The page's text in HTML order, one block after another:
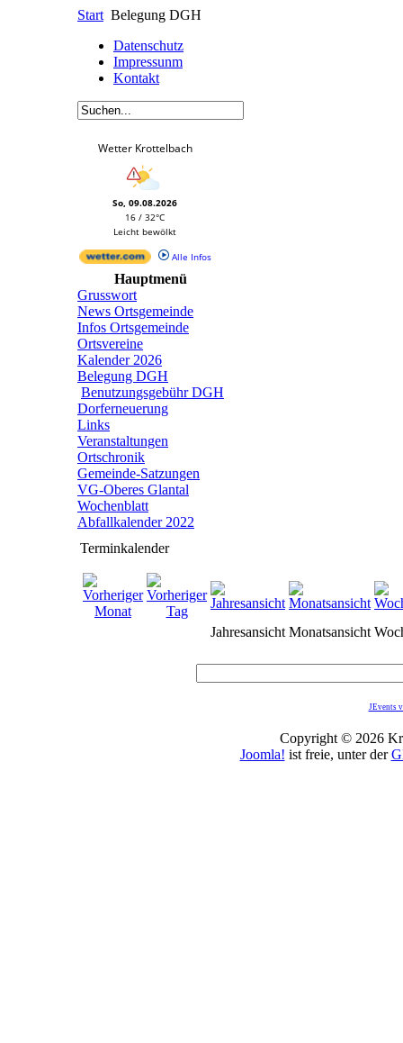
Start Belegung DGH
Datenschutz
Impressunm
Kontakt
Wetter Krottelbach
So, 09.08.2026
16 / 32°C
Leicht bewölkt
Alle Infos
Hauptmenü
Grusswort
News Ortsgemeinde
Infos Ortsgemeinde
Ortsvereine
Kalender 2026
Belegung DGH
Benutzungsgebühr DGH
Dorferneuerung
Links
Veranstaltungen
Ortschronik
Gemeinde-Satzungen
VG-Oberes Glantal
Wochenblatt
Abfallkalender 2022
Terminkalender
Jahresansicht Monatsansicht
JEvents
Copyright © 2026
Joomla! ist freie, unter der